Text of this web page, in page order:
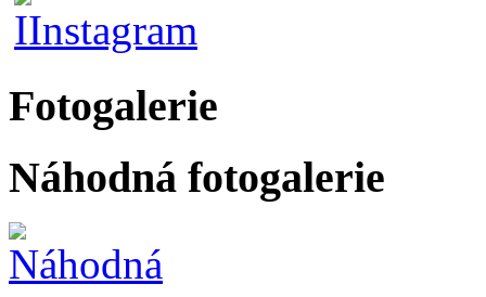
Fotogalerie
Náhodná fotogalerie